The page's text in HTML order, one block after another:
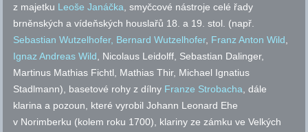
z majetku Leoše Janáčka, smyčcové nástroje celé řady
brněnských a vídeňských houslařů 18. a 19.stol. (např.
Sebastian Wutzelhofer, Bernard Wutzelhofer, Franz Anton Wild,
Ignaz Andreas Wild, Nicolaus Leidolff, Sebastian Dalinger,
Martinus Mathias Fichtl, Mathias Thir, Michael Ignatius
Stadlmann), basetové rohy z dílny Franze Strobacha, dále
klarina a pozoun, které vyrobil Johann Leonard Ehe
v Norimberku (kolem roku 1700), klariny ze zámku ve Velkých